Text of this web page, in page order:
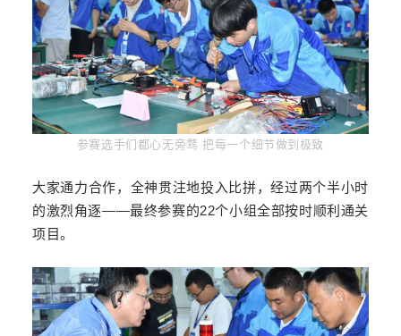
参赛选手们都心无旁骛 把每一个细节做到极致
大家通力合作，全神贯注地投入比拼，经过两个半小时
的激烈角逐——最终参赛的22个小组全部按时顺利通关
项目。